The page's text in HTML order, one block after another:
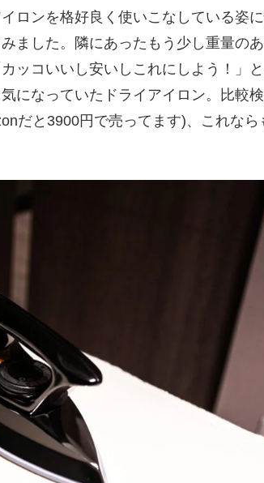
ロンを格好良く使いこなしている姿
ました。隣にあったもう少し重量の
ッコいいし安いしこれにしよう！」
になっていたドライアイロン。比較
だと3900円で売ってます)、これなら